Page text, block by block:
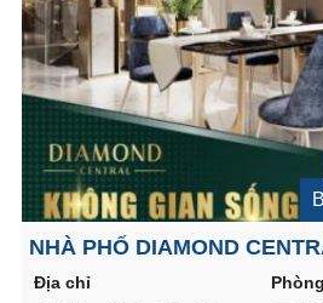
NHÀ PHỐ DIAMOND
Địa chỉ